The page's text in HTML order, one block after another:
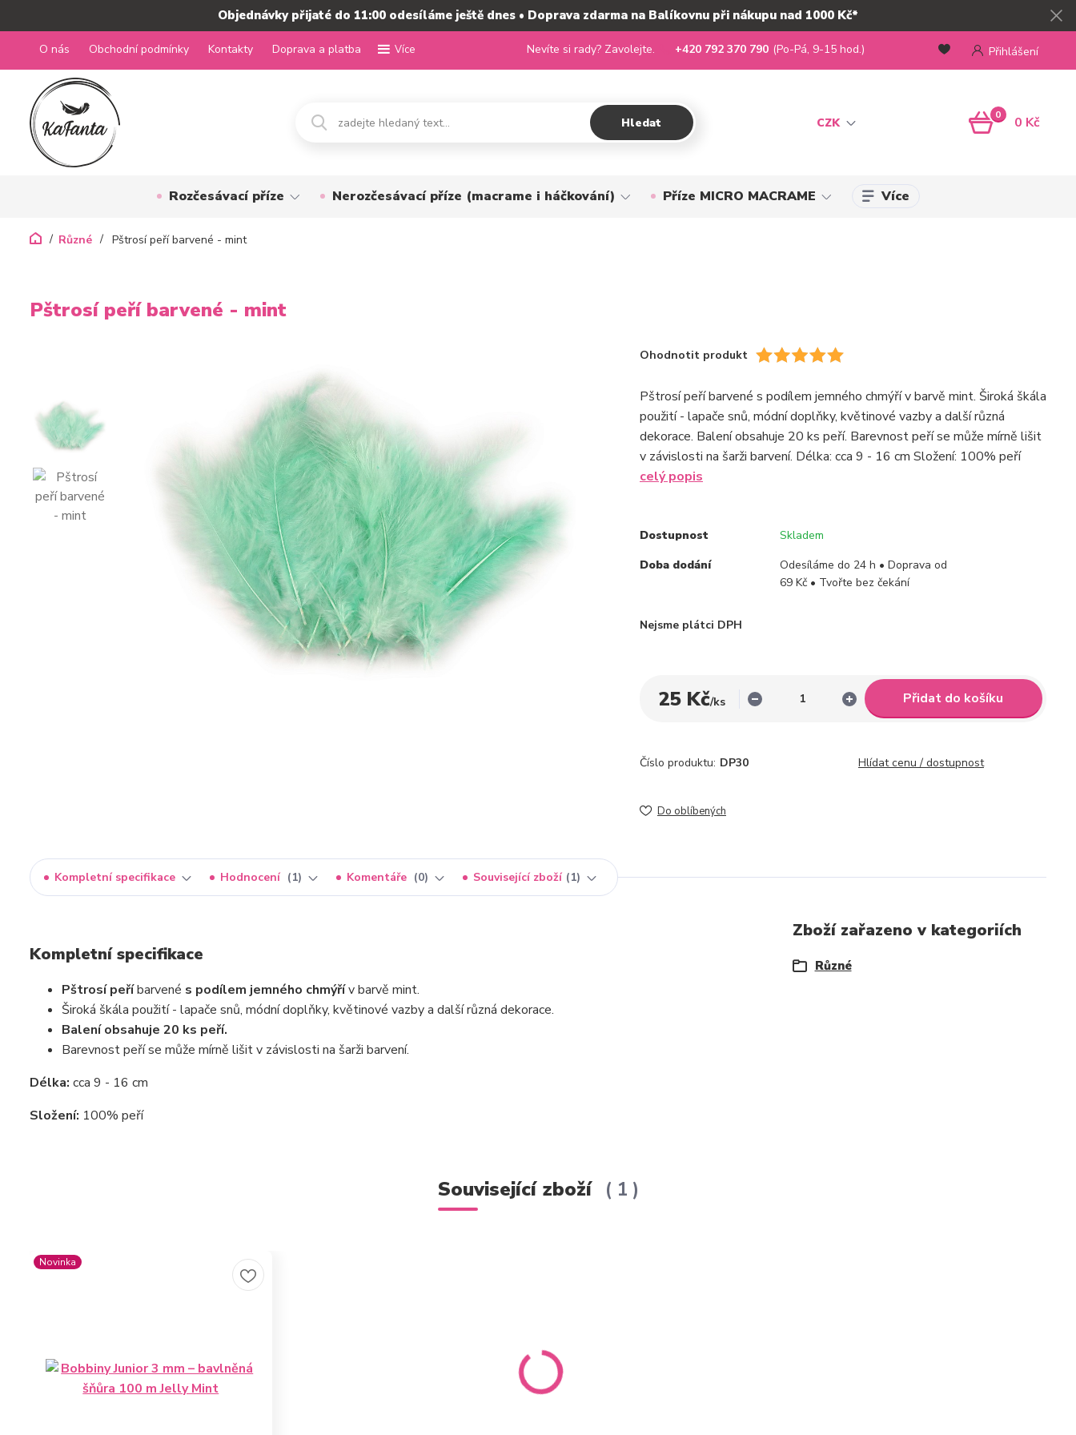
Objednávky přijaté do 11:00 odesíláme ještě dnes • Doprava zdarma na Balíkovnu při nákupu nad 1000 Kč*
O nás Obchodní podmínky Kontakty Doprava a platba Více
CZK
Přihlášení
Hledat
Nevíte si rady? Zavolejte. +420 792 370 790 (Po-Pá, 9-15 hod.)
0 0 Kč
Rozčesávací příze Nerozčesávací příze (macrame i háčkování) Příze MICRO MACRAME Více
Různé Pštrosí peří barvené - mint
Pštrosí peří barvené - mint
Ohodnotit produkt
Pštrosí peří barvené s podílem jemného chmýří v barvě mint. Široká škála
použití - lapače snů, módní doplňky, květinové vazby a další různá
dekorace. Balení obsahuje 20 ks peří. Barevnost peří se může mírně lišit
v závislosti na šarži barvení. Délka: cca 9 - 16 cm Složení: 100% peří
celý popis
Dostupnost
Skladem
Doba dodání
Odesíláme do 24 h • Doprava od
69 Kč • Tvořte bez čekání
Nejsme plátci DPH
25 Kč/ks Přidat do košíku
Číslo produktu: DP30 Hlídat cenu / dostupnost
Do oblíbených
Kompletní specifikace Hodnocení 1 Komentáře 0 Související zboží 1
Kompletní specifikace
Pštrosí peříbarvené s podílem jemného chmýřív barvě mint.
Široká škála použití - lapače snů, módní doplňky, květinové vazby a další různá dekorace.
Balení obsahuje 20 ks peří.
Barevnost peří se může mírně lišit v závislosti na šarži barvení.
Délka: cca 9 - 16 cm
Složení: 100% peří
Zboží zařazeno v kategoriích
Různé
Související zboží 1
Novinka